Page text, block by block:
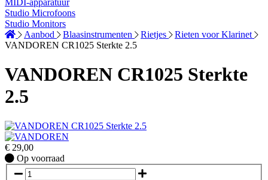
MIDI-apparatuur
Studio Microfoons
Studio Monitors
Aanbod
Blaasinstrumenten Rietjes
Rieten voor Klarinet
VANDOREN CR1025 Sterkte 2.5
VANDOREN CR1025 Sterkte
2.5
€ 29,00
Op
voorraad
Op voorraad